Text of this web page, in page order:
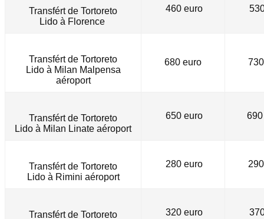
Transfért de Tortoreto
Lido àFlorence
460 euro
Transfért de Tortoreto
Lido à Milan Malpensa
aéroport
680 euro
Transfért de Tortoreto
Lido à Milan Linate aéroport
650 euro
Transfért de Tortoreto
Lido à Rimini aéroport
280 euro
Transfért de Tortoreto 320 euro